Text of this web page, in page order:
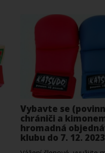
Vybavte se
chrániči a
hromadná
klubu do 7. 12. 2023